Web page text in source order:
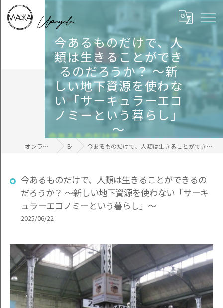
今あるものだけで、人
類は生きることができ
るのだろうか？ ～新
しい地下資源を使わな
い「サーキュラーエコ
ノミーという暮らし」
～
オンラインの毛糸ならWAcKA BLOG 今あるものだけで、人類は生きることができるのだろうか？ ～新しい地下資源を使わない「サーキュラーエコノミーという暮らし」～
今あるものだけで、人類は生きることができるの
だろうか？ ～新しい地下資源を使わない「サーキ
ュラーエコノミーという暮らし」～
2025/06/22